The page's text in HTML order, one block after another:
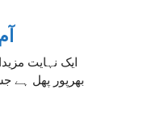
بھرپور پھل ہے